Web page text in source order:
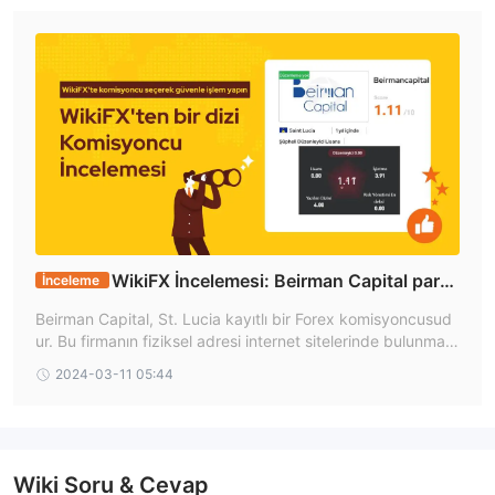
İnceleme
WikiFX İncelemesi: Beirman Capital para
nızı güvende tutabilir mi?
Beirman Capital, St. Lucia kayıtlı bir Forex komisyoncusud
ur. Bu firmanın fiziksel adresi internet sitelerinde bulunmam
om’dur ve bu email adresi üzerinden firma yetkililerine ulaşı
2024-03-11 05:44
Wiki Soru & Cevap